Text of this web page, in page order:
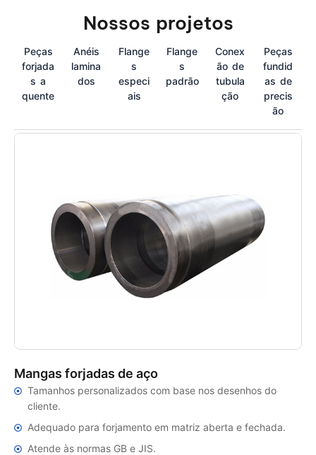
Nossos projetos
Peças
forjada
s a
quente
Anéis
lamina
dos
Flange
s
especi
ais
Flange
s
padrão
Conex
ão de
tubula
ção
Peças
fundid
as de
precis
ão
Mangas forjadas de aço
Tamanhos personalizados com base nos desenhos do
cliente.
Adequado para forjamento em matriz aberta e fechada.
Atende às normas GB e JIS.